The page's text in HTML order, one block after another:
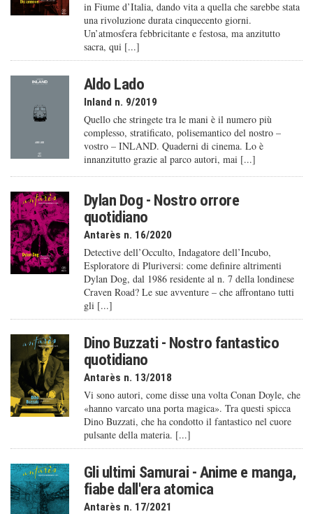
in Fiume d’Italia, dando vita a quella che sarebbe stata
una rivoluzione durata cinquecento giorni.
Un’atmosfera febbricitante e festosa, ma anzitutto
sacra, qui [...]
Aldo Lado
Inland n. 9/2019
Quello che stringete tra le mani è il numero più
complesso, stratificato, polisemantico del nostro –
vostro – INLAND. Quaderni di cinema. Lo è
innanzitutto grazie al parco autori, mai [...]
Dylan Dog - Nostro orrore
quotidiano
Antarès n. 16/2020
Detective dell’Occulto, Indagatore dell’Incubo,
Esploratore di Pluriversi: come definire altrimenti
Dylan Dog, dal 1986 residente al n. 7 della londinese
Craven Road? Le sue avventure – che affrontano tutti
gli [...]
Dino Buzzati - Nostro fantastico
quotidiano
Antarès n. 13/2018
Vi sono autori, come disse una volta Conan Doyle, che
«hanno varcato una porta magica». Tra questi spicca
Dino Buzzati, che ha condotto il fantastico nel cuore
pulsante della materia. [...]
Gli ultimi Samurai - Anime e manga,
fiabe dall'era atomica
Antarès n. 17/2021